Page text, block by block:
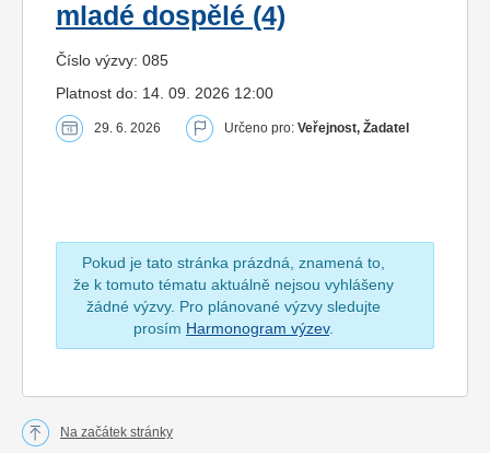
mladé dospělé (4)
Číslo výzvy: 085
Platnost do: 14. 09. 2026 12:00
29. 6. 2026 Určeno pro: Veřejnost, Žadatel
Pokud je tato stránka prázdná, znamená to,
že k tomuto tématu aktuálně nejsou vyhlášeny
žádné výzvy. Pro plánované výzvy sledujte
prosím Harmonogram výzev.
Na začátek stránky